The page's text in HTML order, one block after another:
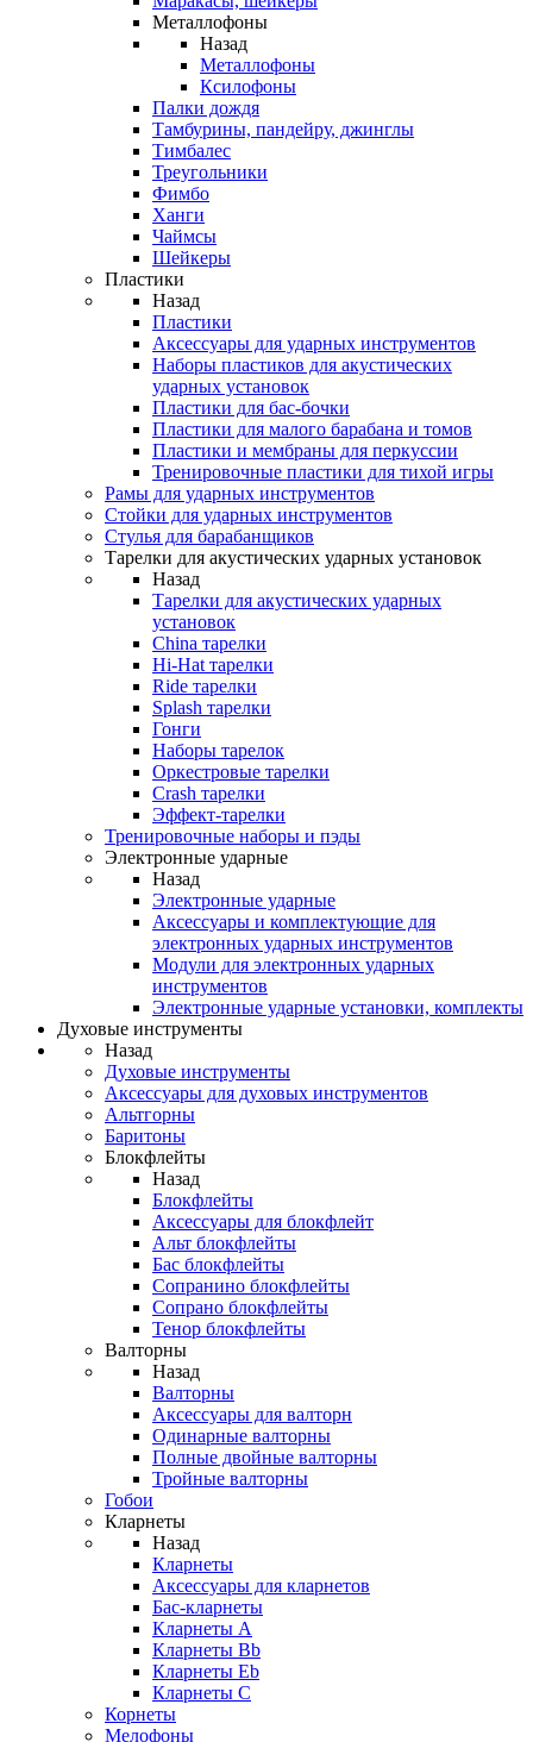
Металлофоны
Назад
Металлофоны
Ксилофоны
Палки дождя
Тамбурины, пандейру, джинглы
Тимбалес
Треугольники
Фимбо
Ханги
Чаймсы
Шейкеры
Пластики
Назад
Пластики
Аксессуары для ударных инструментов
Наборы пластиков для акустических
ударных установок
Пластики для бас-бочки
Пластики для малого барабана и томов
Пластики и мембраны для перкуссии
Тренировочные пластики для тихой игры
Рамы для ударных инструментов
Стойки для ударных инструментов
Стулья для барабанщиков
Тарелки для акустических ударных установок
Назад
Тарелки для акустических ударных
установок
China тарелки
Hi-Hat тарелки
Ride тарелки
Splash тарелки
Гонги
Наборы тарелок
Оркестровые тарелки
Сrash тарелки
Эффект-тарелки
Тренировочные наборы и пэды
Электронные ударные
Назад
Электронные ударные
Аксессуары и комплектующие для
электронных ударных инструментов
Модули для электронных ударных
инструментов
Электронные ударные установки, комплекты
Духовые инструменты
Назад
Духовые инструменты
Аксессуары для духовых инструментов
Альтгорны
Баритоны
Блокфлейты
Назад
Блокфлейты
Аксессуары для блокфлейт
Альт блокфлейты
Бас блокфлейты
Сопранино блокфлейты
Сопрано блокфлейты
Тенор блокфлейты
Валторны
Назад
Валторны
Аксессуары для валторн
Одинарные валторны
Полные двойные валторны
Тройные валторны
Гобои
Кларнеты
Назад
Кларнеты
Аксессуары для кларнетов
Бас-кларнеты
Кларнеты A
Кларнеты Bb
Кларнеты Eb
Кларнеты С
Корнеты
Мелофоны